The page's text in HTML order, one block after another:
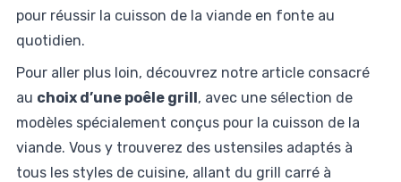
pour réussir la cuisson de la viande en fonte au
quotidien.
Pour aller plus loin, découvrez notre article consacré
au choix d’une poêle grill, avec une sélection de
modèles spécialement conçus pour la cuisson de la
viande. Vous y trouverez des ustensiles adaptés à
tous les styles de cuisine, allant du grill carré à